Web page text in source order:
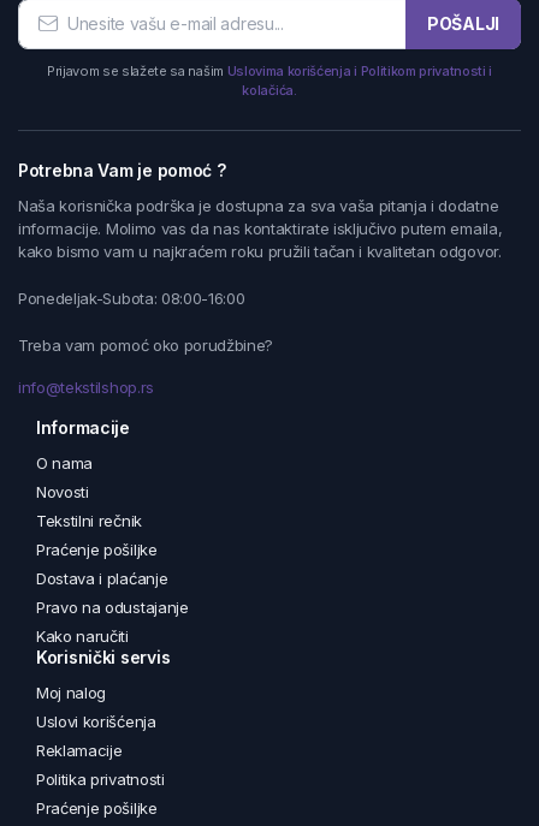
POŠALJI
Prijavom se slažete sa našim Uslovima korišćenja i Politikom privatnosti i
kolačića.
Potrebna Vam je pomoć ?
Naša korisnička podrška je dostupna za sva vaša pitanja i dodatne
informacije. Molimo vas da nas kontaktirate isključivo putem emaila,
kako bismo vam u najkraćem roku pružili tačan i kvalitetan odgovor.
Ponedeljak-Subota: 08:00-16:00
Treba vam pomoć oko porudžbine?
info@tekstilshop.rs
Informacije
O nama
Novosti
Tekstilni rečnik
Praćenje pošiljke
Dostava i plaćanje
Pravo na odustajanje
Kako naručiti
Korisnički servis
Moj nalog
Uslovi korišćenja
Reklamacije
Politika privatnosti
Praćenje pošiljke